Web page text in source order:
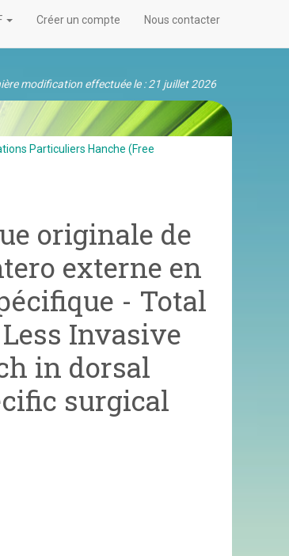
modification effectuée le : 21 juillet 2026
Créer un compte Nous contacter
Particuliers Hanche (Free
originale de
externe en
- Total
Invasive
in dorsal
surgical